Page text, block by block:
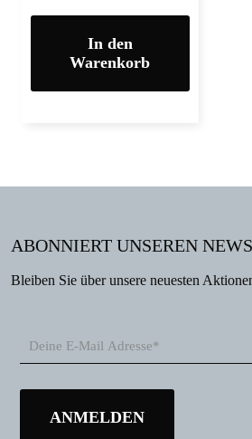
In den
Warenkorb
ABONNIERT UNSEREN
Bleiben Sie über unsere neuesten